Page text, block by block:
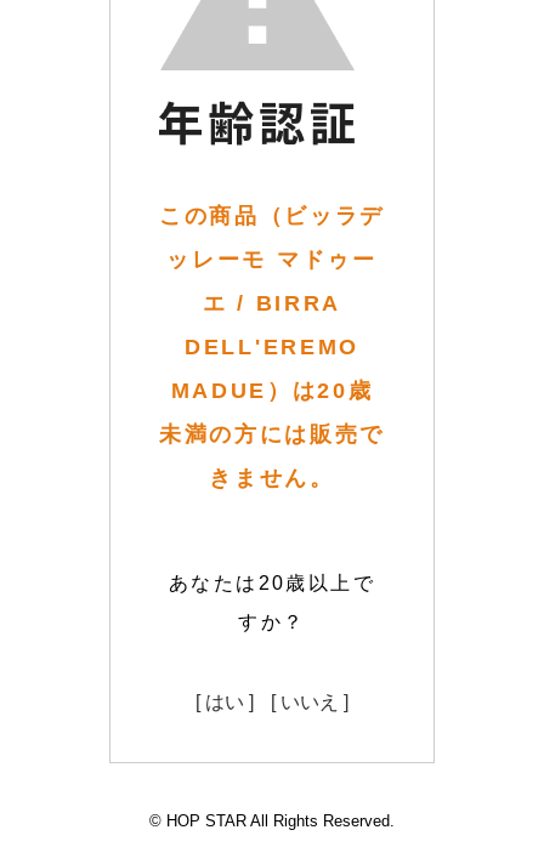
この商品（ビッラデ
ッレーモ マドゥー
エ / BIRRA
DELL'EREMO
MADUE）は20歳
未満の方には販売で
きません。
あなたは20歳以上で
すか？
[ はい ] [ いいえ ]
© HOP STAR All Rights Reserved.